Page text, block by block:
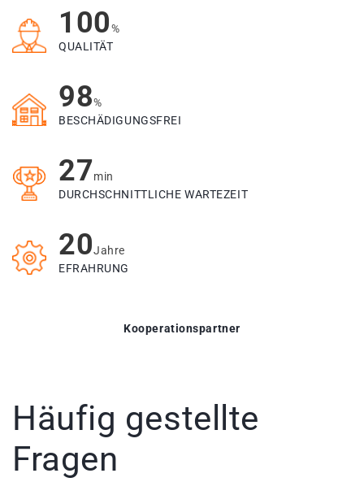
100%
QUALITÄT
98%
BESCHÄDIGUNGSFREI
27min
DURCHSCHNITTLICHE WARTEZEIT
20Jahre
EFRAHRUNG
Kooperationspartner
Häufig gestellte
Fragen